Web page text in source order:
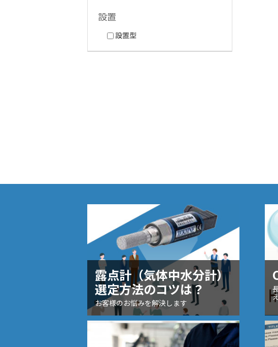
設置
設置型
露点計（気体中水分計）
選定方法のコツは？
お客様のお悩みを解決します